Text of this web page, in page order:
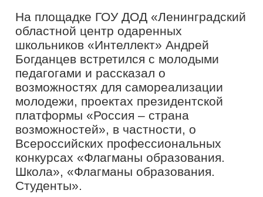
уровень профессиональной
деятельности», – отметил Директор
ГОУ ДОД «Ленинградский областной
центр одаренных школьников
«Интеллект»Денис Рочев.
Целью конкурса является выявление и
поддержка талантливых управленцев
системы образования, обладающих
высоким уровнем лидерских качеств.
Заявочная кампания на участие во
Всероссийском профессиональном
конкурсе «Флагманы образования.
Школа» проходит с 7 октября по 30
ноября на сайте
флагманыобразования.рф